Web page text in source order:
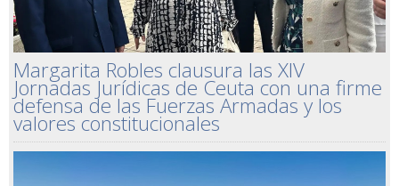
Margarita Robles clausura las XIV
Jornadas Jurídicas de Ceuta con una firme
defensa de las Fuerzas Armadas y los
valores constitucionales